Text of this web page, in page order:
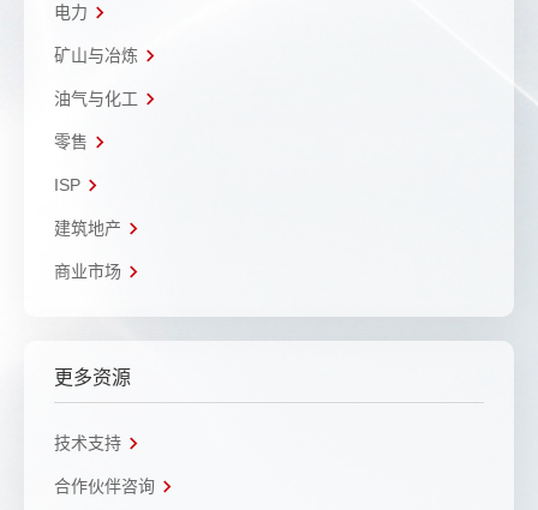
电力
矿山与冶炼
油气与化工
零售
ISP
建筑地产
商业市场
更多资源
技术支持
合作伙伴咨询